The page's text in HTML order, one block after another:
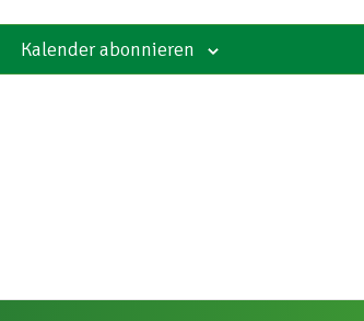
Kalender abonnieren